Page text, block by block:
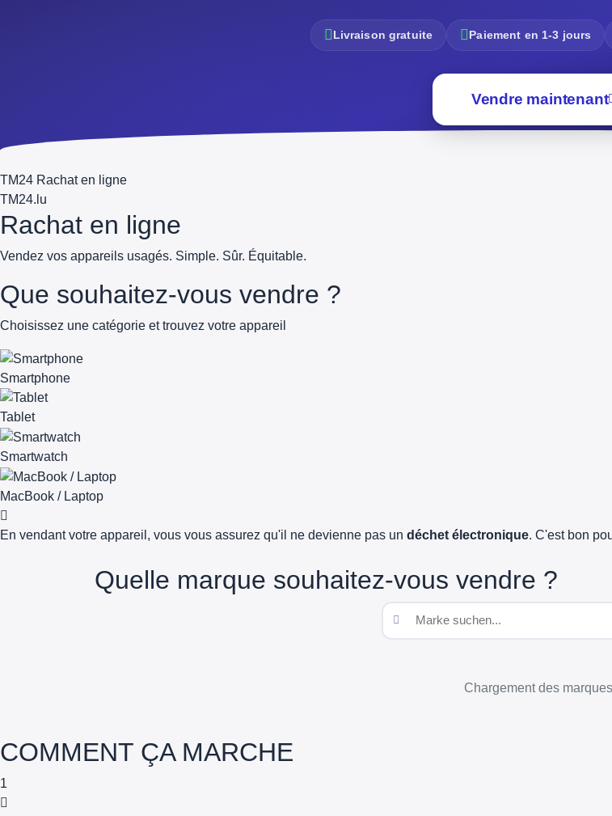
Livraison gratuite Paiement en 1-3 jours
Vendre maintenant
TM24 Rachat en ligne
TM24.lu
Rachat en ligne
Vendez vos appareils usagés. Simple. Sûr. Équitable.
Que souhaitez-vous vendre ?
Choisissez une catégorie et trouvez votre appareil
Smartphone
Tablet
Smartwatch
MacBook / Laptop
En vendant votre appareil, vous vous assurez qu'il ne devienne pas un déchet électronique. C'est bon
Quelle marque souhaitez-vous vendre ?
Chargement des
COMMENT ÇA MARCHE
1